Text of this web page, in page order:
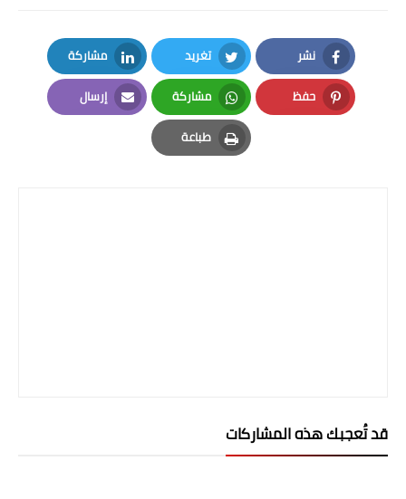
ملازم دراسية
المرحلة الابتدائية
المرحلة المتوسطة
نشر
Facebook
تغريد
Twitter
مشاركة
LinkedIn
حفظ
Pinterest
مشاركة
Whatsapp
إرسال
Email
طباعة
Print
قد تُعجبك هذه المشاركات